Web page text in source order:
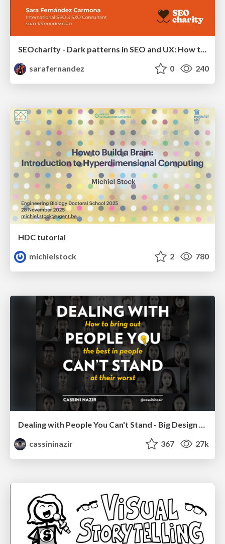
SEOcharity - Dark patterns in SEO and UX: How to avoid them and build a more ethical web
sarafernandez
0 240
HDC tutorial
michielstock
2 780
Dealing with People You Can't Stand - Big Design 2015
cassininazir
367 27k